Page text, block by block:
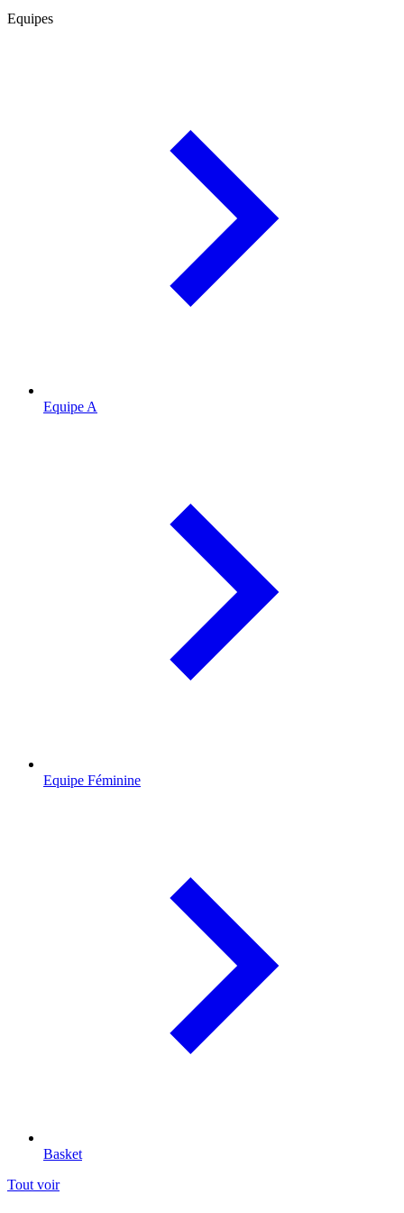
Equipes
Equipe A
Equipe Féminine
Basket
Tout voir